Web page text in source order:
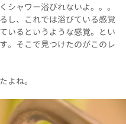
シャワー浴びれないよ。。。
し、これでは浴びている感覚
いるというような感覚。とい
。そこで見つけたのがこのレ
よね。